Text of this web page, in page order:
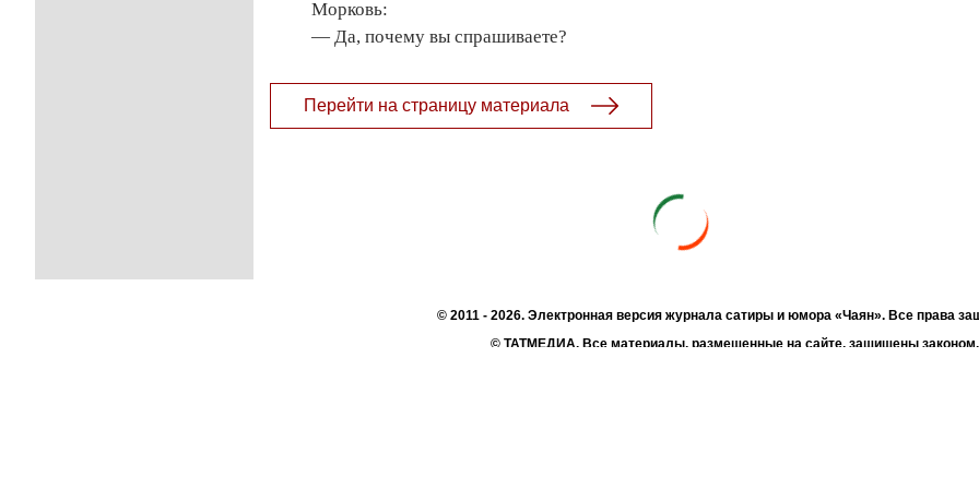
Морковь:
— Да, почему вы спрашиваете?
Перейти на страницу материала
© 2011 - 2026. Электронная версия журнала сатиры и юмора «Чаян». Все права
© ТАТМЕДИА. Все материалы, размещенные на сайте, защищены законом.